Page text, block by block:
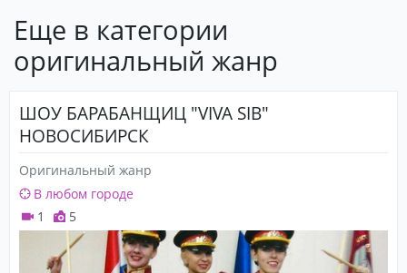
Еще в категории
оригинальный жанр
ШОУ БАРАБАНЩИЦ "VIVA SIB"
НОВОСИБИРСК
Оригинальный жанр
В любом городе
1
5